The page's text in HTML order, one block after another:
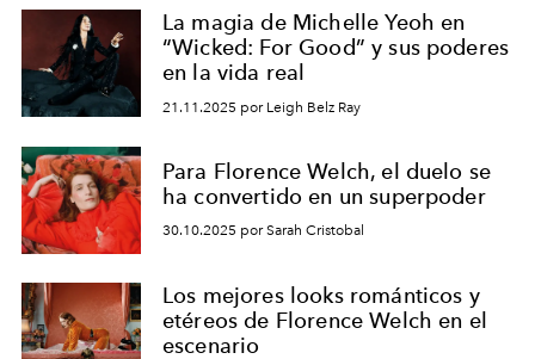
Estados Unidos. Su nueva película, "¡La novia!", está
dirigida por Maggie Gyllenhaal.
La magia de Michelle Yeoh en
“Wicked: For Good” y sus poderes
en la vida real
21.11.2025 por Leigh Belz Ray
Para Florence Welch, el duelo se
ha convertido en un superpoder
30.10.2025 por Sarah Cristobal
Los mejores looks románticos y
etéreos de Florence Welch en el
escenario